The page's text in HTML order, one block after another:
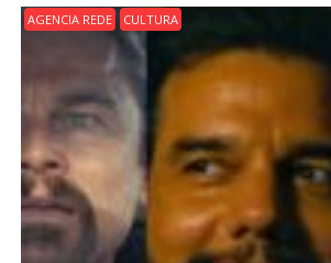
AGENCIA REDE CULTURA